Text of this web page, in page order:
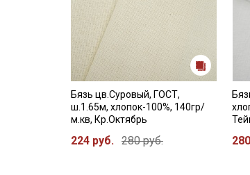
Бязь цв.Суровый, ГОСТ,
ш.1.65м, хлопок-100%, 140гр/
м.кв, Кр.Октябрь
224 руб. 280 руб.